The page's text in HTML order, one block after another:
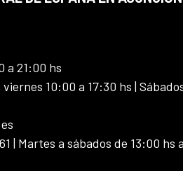
a 21:00 hs
10:00 a 17:30 hs |
| Martes a sábados de 13:00 hs a